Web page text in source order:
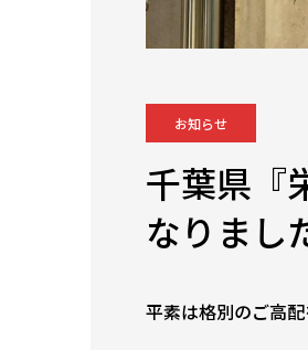
お知らせ
千葉県『
なりまし
平素は格別のご高配